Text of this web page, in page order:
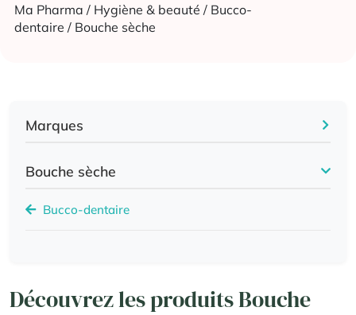
Ma Pharma / Hygiène & beauté / Bucco-
dentaire / Bouche sèche
Marques
Bouche sèche
Bucco-dentaire
Découvrez les produits Bouche